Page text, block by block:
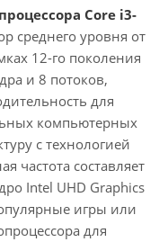
Core i3-
среднего уровня от
12-го поколения
и 8 потоков,
для
компьютерных
с технологией
частота составляет
Intel UHD Graphics
игры или
для